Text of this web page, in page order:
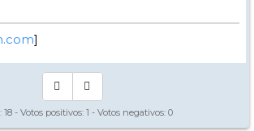
]
18 - Votos positivos: 1 - Votos negativos: 0